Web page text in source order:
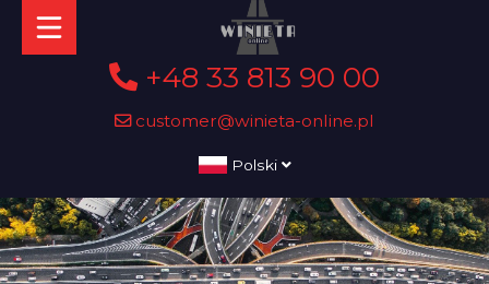
+48 33 813 90 00
customer@winieta-online.pl
Polski